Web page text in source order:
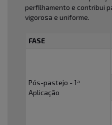
perfilhamento e contribui
vigorosa e uniforme.
FASE
Pós-pastejo - 1ª
Aplicação